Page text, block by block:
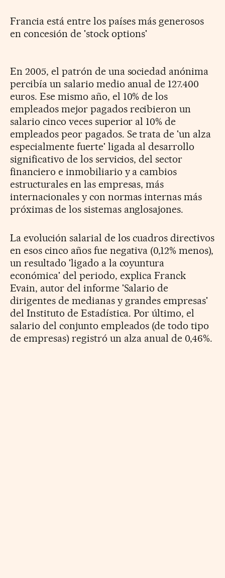
Francia está entre los países más generosos
en concesión de 'stock options'
En 2005, el patrón de una sociedad anónima
percibía un salario medio anual de 127.400
euros. Ese mismo año, el 10% de los
empleados mejor pagados recibieron un
salario cinco veces superior al 10% de
empleados peor pagados. Se trata de 'un alza
especialmente fuerte' ligada al desarrollo
significativo de los servicios, del sector
financiero e inmobiliario y a cambios
estructurales en las empresas, más
internacionales y con normas internas más
próximas de los sistemas anglosajones.
La evolución salarial de los cuadros directivos
en esos cinco años fue negativa (0,12% menos),
un resultado 'ligado a la coyuntura
económica' del periodo, explica Franck
Evain, autor del informe 'Salario de
dirigentes de medianas y grandes empresas'
del Instituto de Estadística. Por último, el
salario del conjunto empleados (de todo tipo
de empresas) registró un alza anual de 0,46%.